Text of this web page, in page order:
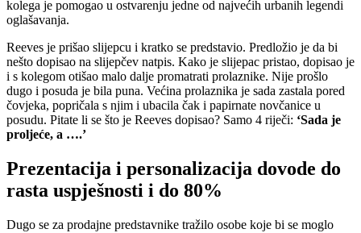
kolega je pomogao u ostvarenju jedne od najvećih urbanih legendi
oglašavanja.
Reeves je prišao slijepcu i kratko se predstavio. Predložio je da bi
nešto dopisao na slijepčev natpis. Kako je slijepac pristao, dopisao je
i s kolegom otišao malo dalje promatrati prolaznike. Nije prošlo
dugo i posuda je bila puna. Većina prolaznika je sada zastala pored
čovjeka, popričala s njim i ubacila čak i papirnate novčanice u
posudu. Pitate li se što je Reeves dopisao? Samo 4 riječi: ‘Sada je
proljeće, a ….’
Prezentacija i personalizacija dovode do
rasta uspješnosti i do 80%
Dugo se za prodajne predstavnike tražilo osobe koje bi se moglo